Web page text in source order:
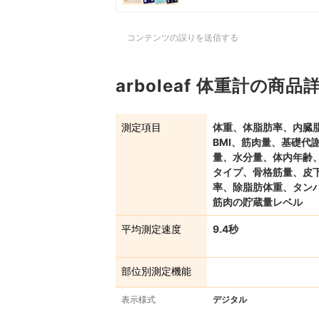
コンテンツの誤りを送信する
arboleaf 体重計の商品
測定項目
体重、体脂肪率、内臓
BMI、筋肉量、基礎代
量、水分量、体内年齢
タイプ、骨格筋量、皮
率、除脂肪体重、タン
筋肉の貯蔵量レベル
平均測定速度 9.4秒
部位別測定機能
表示様式 デジタル